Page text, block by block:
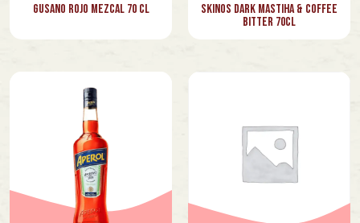
Gusano Rojo Mezcal 70 cl
Skinos Dark Mastiha & Coffee
Bitter 70cl